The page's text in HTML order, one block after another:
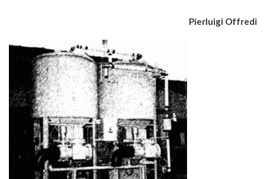
Pierluigi Offredi